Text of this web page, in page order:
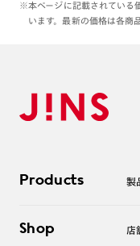
本日もご覧くださ
※本ページに記載されている
います。最新の価格は各商
Products 製
サングラス
Shop 店